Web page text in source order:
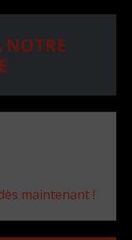
maintenant !